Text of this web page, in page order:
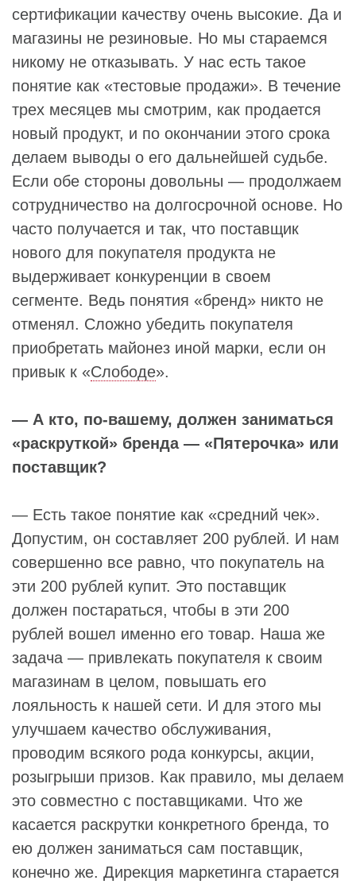
сертификации качеству очень высокие. Да и
магазины не резиновые. Но мы стараемся
никому не отказывать. У нас есть такое
понятие как «тестовые продажи». В течение
трех месяцев мы смотрим, как продается
новый продукт, и по окончании этого срока
делаем выводы о его дальнейшей судьбе.
Если обе стороны довольны — продолжаем
сотрудничество на долгосрочной основе. Но
часто получается и так, что поставщик
нового для покупателя продукта не
выдерживает конкуренции в своем
сегменте. Ведь понятия «бренд» никто не
отменял. Сложно убедить покупателя
приобретать майонез иной марки, если он
привык к «Слободе».
— А кто, по-вашему, должен заниматься
«раскруткой» бренда — «Пятерочка» или
поставщик?
— Есть такое понятие как «средний чек».
Допустим, он составляет 200 рублей. И нам
совершенно все равно, что покупатель на
эти 200 рублей купит. Это поставщик
должен постараться, чтобы в эти 200
рублей вошел именно его товар. Наша же
задача — привлекать покупателя к своим
магазинам в целом, повышать его
лояльность к нашей сети. И для этого мы
улучшаем качество обслуживания,
проводим всякого рода конкурсы, акции,
розыгрыши призов. Как правило, мы делаем
это совместно с поставщиками. Что же
касается раскрутки конкретного бренда, то
ею должен заниматься сам поставщик,
конечно же. Дирекция маркетинга старается